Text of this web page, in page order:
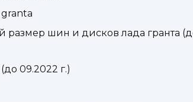
размер шин и дисков лада гранта
09.2022 г.)